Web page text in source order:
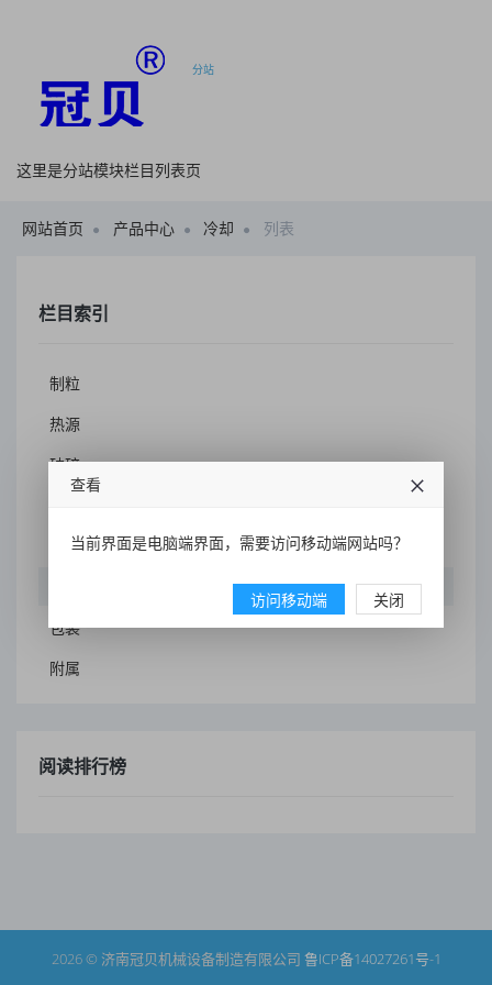
分站
这里是分站模块栏目列表页
网站首页 产品中心 冷却 列表
栏目索引
制粒
热源
破碎
烘干
包装
附属
阅读排行榜
2026 © 济南冠贝机械设备制造有限公司 鲁ICP备14027261号-1
查看
当前界面是电脑端界面，需要访问移动端网站吗？
访问移动端 关闭